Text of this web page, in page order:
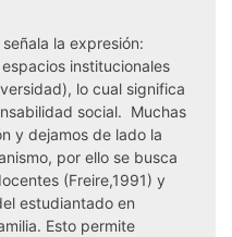
la expresión:
institucionales
lo cual significa
social. Muchas
y dejamos de lado la
por ello se busca
(Freire,1991) y
estudiantado en
Esto permite